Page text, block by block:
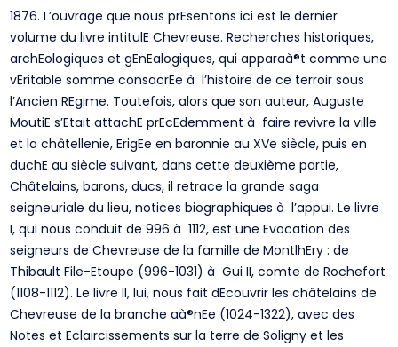
1876. L’ouvrage que nous prEsentons ici est le dernier
volume du livre intitulE Chevreuse. Recherches historiques,
archEologiques et gEnEalogiques, qui apparaà®t comme une
vEritable somme consacrEe à l’histoire de ce terroir sous
l’Ancien REgime. Toutefois, alors que son auteur, Auguste
MoutiE s’Etait attachE prEcEdemment à faire revivre la ville
et la châtellenie, ErigEe en baronnie au XVe siècle, puis en
duchE au siècle suivant, dans cette deuxième partie,
Châtelains, barons, ducs, il retrace la grande saga
seigneuriale du lieu, notices biographiques à l’appui. Le livre
I, qui nous conduit de 996 à 1112, est une Evocation des
seigneurs de Chevreuse de la famille de MontlhEry : de
Thibault File-Etoupe (996-1031) à Gui II, comte de Rochefort
(1108-1112). Le livre II, lui, nous fait dEcouvrir les châtelains de
Chevreuse de la branche aà®nEe (1024-1322), avec des
Notes et Eclaircissements sur la terre de Soligny et les